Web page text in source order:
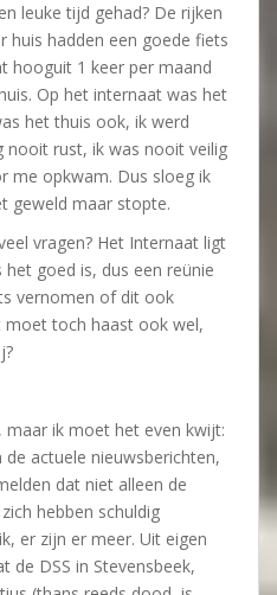
leuke tijd gehad? De rijken
huis hadden een goede fiets
hooguit 1 keer per maand
Op het internaat was het
het thuis ook, ik werd
nooit rust, ik was nooit veilig
me opkwam. Dus sloeg ik
geweld maar stopte.
vragen? Het Internaat ligt
goed is, dus een reünie
vernomen of dit ook
moet toch haast ook wel,
maar ik moet het even kwijt:
actuele nieuwsberichten,
dat niet alleen de
hebben schuldig
er zijn er meer. Uit eigen
de DSS in Stevensbeek,